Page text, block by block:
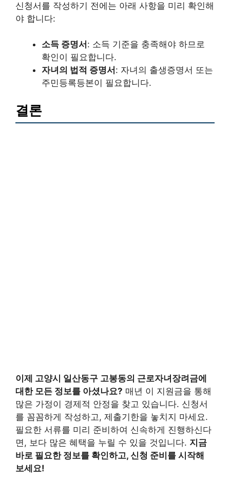
신청서를 작성하기 전에는 아래 사항을 미리 확인해
야 합니다:
소득 증명서 : 소득 기준을 충족해야 하므로
확인이 필요합니다.
자녀의 법적 증명서 : 자녀의 출생증명서 또는
주민등록등본이 필요합니다.
결론
이제 고양시 일산동구 고봉동의 근로자녀장려금에
대한 모든 정보를 아셨나요? 매년 이 지원금을 통해
많은 가정이 경제적 안정을 찾고 있습니다. 신청서
를 꼼꼼하게 작성하고, 제출기한을 놓치지 마세요.
필요한 서류를 미리 준비하여 신속하게 진행하신다
면, 보다 많은 혜택을 누릴 수 있을 것입니다. 지금
바로 필요한 정보를 확인하고, 신청 준비를 시작해
보세요!